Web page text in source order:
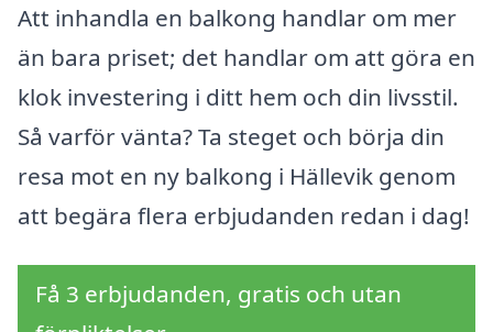
Att inhandla en balkong handlar om mer
än bara priset; det handlar om att göra en
klok investering i ditt hem och din livsstil.
Så varför vänta? Ta steget och börja din
resa mot en ny balkong i Hällevik genom
att begära flera erbjudanden redan i dag!
Få 3 erbjudanden, gratis och utan